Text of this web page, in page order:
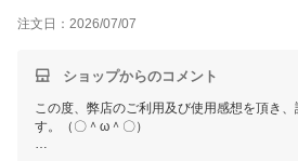
注文日：2026/07/07
ショップからのコメント
この度、弊店のご利用及び使用感想を頂き
す。（〇＾ω＾〇）